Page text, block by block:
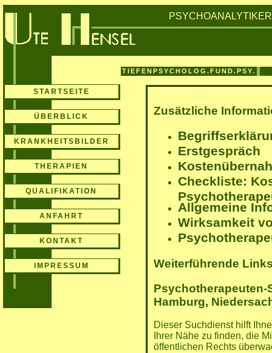
STARTSEITE
ÜBERBLICK
KRANKHEITSBILDER
THERAPIEN
QUALIFIKATION
ANFAHRT
KONTAKT
IMPRESSUM
TIEFENPSYCHOLOG.FUND.PSY.
Zusätzliche
Erstgespräch
Checkliste:
Allgemeine
Wirksamkeit
Weiterführende
Psychotherapeuten-
Hamburg,
Dieser Suchdienst hilft
Ihrer Nähe zu finden, die
öffentlichen Rechts